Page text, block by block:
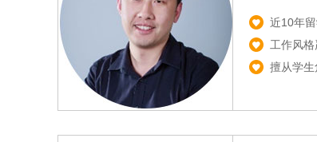
近10年
工作风
擅从学